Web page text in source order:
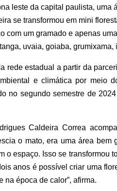
leste da capital paulista,
se transformou em mini
com um gramado e apenas
uvaia, goiaba,
rede estadual a partir da
e climática por meio
no segundo semestre de
Caldeira Correa
o mato, era uma área
o espaço. Isso se transformou
anos é possível criar uma
na época de calor”, afirma.